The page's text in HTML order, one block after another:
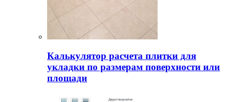
Калькулятор расчета плитки для
укладки по размерам поверхности или
площади